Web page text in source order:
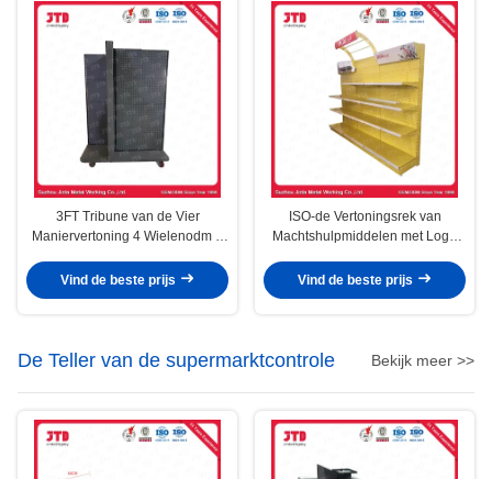
3FT Tribune van de Vier
Maniervertoning 4 Wielenodm 4
Vind de beste prijs
ISO-de Vertoningsrek van
Machtshulpmiddelen met Logo
Vind de beste prijs
De Teller van de supermarktcontrole Bekijk meer >>